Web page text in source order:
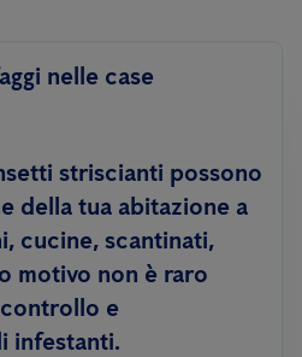
nelle case
striscianti possono
della tua abitazione a
cucine, scantinati,
motivo non è raro
e
infestanti.